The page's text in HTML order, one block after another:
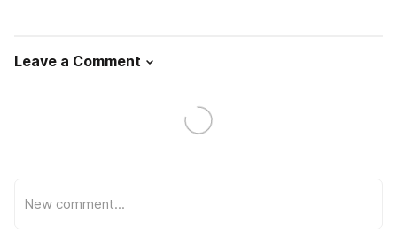
Leave a Comment